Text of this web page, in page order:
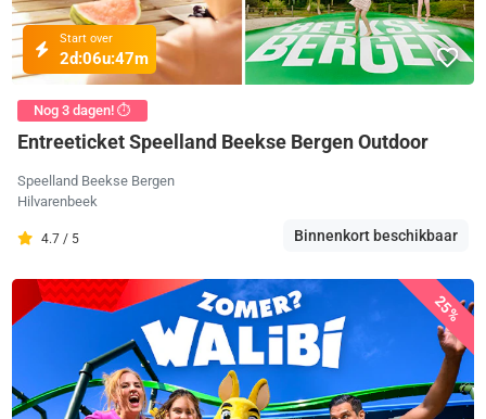
Start over
2d:06u:47m
Nog 3 dagen! ⏱️
Entreeticket Speelland Beekse Bergen Outdoor
Speelland Beekse Bergen
Hilvarenbeek
4.7 / 5 Binnenkort beschikbaar
25%